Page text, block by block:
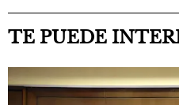
TE PUEDE